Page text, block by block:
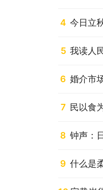
4 今日立
5 我读人
6 婚介市
7 民以食
8 钟声：
9 什么是